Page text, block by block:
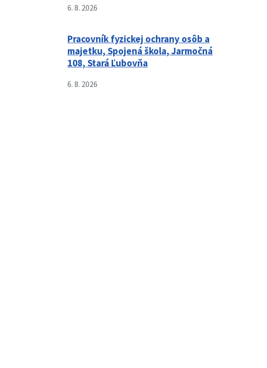
6. 8. 2026
Pracovník fyzickej ochrany osôb a
majetku, Spojená škola, Jarmočná
108, Stará Ľubovňa
6. 8. 2026